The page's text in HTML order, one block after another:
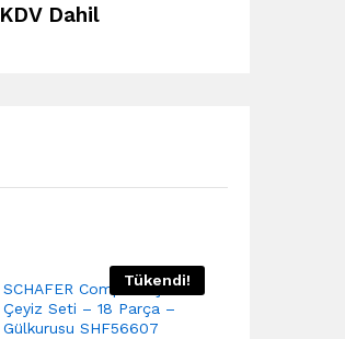
KDV Dahil
Tükendi!
SCHAFER Compact Çelik
Çeyiz Seti – 18 Parça –
Gülkurusu SHF56607